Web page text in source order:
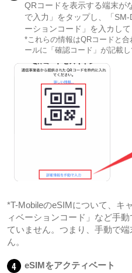
QRコードを表示する端末が
で入力」をタップし、「
ーションコード」を入カして
*これらの情報はQRコードと
ールに「確認コード」が記載
*T-MobileのeSIMについて、キ
ィベーションコード」など手
ていません。つまり、手動で
ん。
4 eSIMをアクティベート